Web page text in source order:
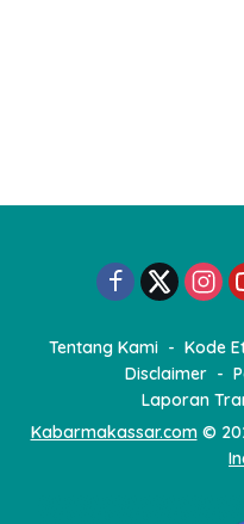
Tentang Kami Kode
Disclaimer
Laporan
Kabarmakassar.com©